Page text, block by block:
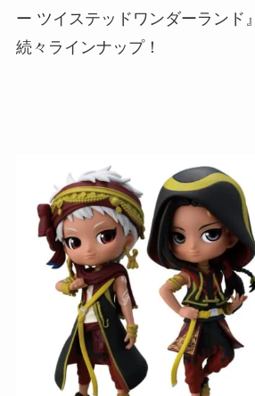
ー ツイステッドワンダーランド
続々ラインナップ！